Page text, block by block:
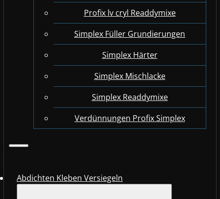
Profix lv cryl Readdymixe
Simplex Füller Grundierungen
Simplex Härter
Simplex Mischlacke
Simplex Readdymixe
Verdünnungen Profix Simplex
Abdichten Kleben Versiegeln